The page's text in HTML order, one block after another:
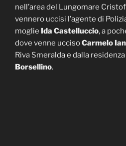
nell’area del Lungomare
vennero uccisi l’agente di
moglie Ida Castelluccio, a
dove venne uccisoCarmelo
Riva Smeralda e dalla
Borsellino.